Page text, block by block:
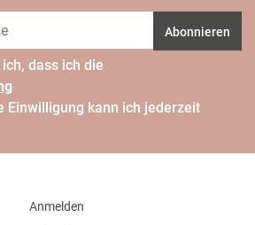
Abonnieren
dass ich die
Einwilligung kann ich jederzeit
Anmelden